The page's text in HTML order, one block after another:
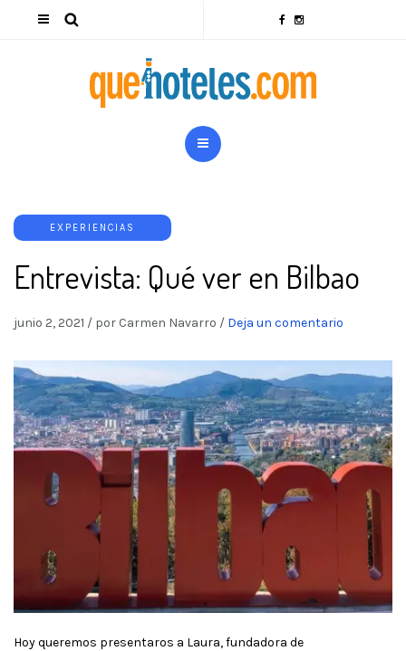
EXPERIENCIAS
Entrevista: Qué ver en Bilbao
junio 2, 2021 / por Carmen Navarro / Deja un comentario
Hoy queremos presentaros a Laura, fundadora de